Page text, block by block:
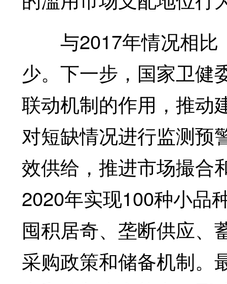
与2017年情况相比
少。下一步，国家卫健
联动机制的作用，推动
对短缺情况进行监测预
效供给，推进市场撮合
2020年实现100种小品
囤积居奇、垄断供应、
采购政策和储备机制。